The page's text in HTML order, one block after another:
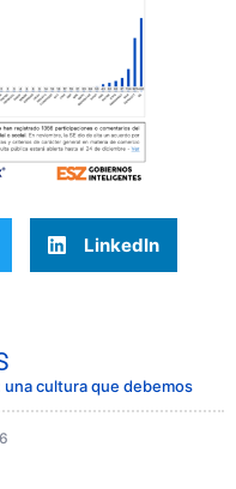
LinkedIn
una cultura que debemos